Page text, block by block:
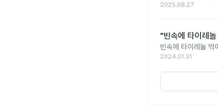
2025.08.27
"빈속에 타이레
빈속에 타이레놀 먹
2024.01.31